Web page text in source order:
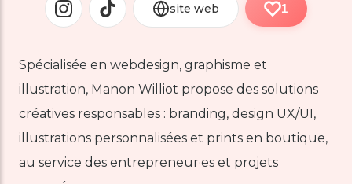
site web 1
Spécialisée en webdesign, graphisme et
illustration, Manon Williot propose des solutions
créatives responsables : branding, design UX/UI,
illustrations personnalisées et prints en boutique,
au service des entrepreneur·es et projets